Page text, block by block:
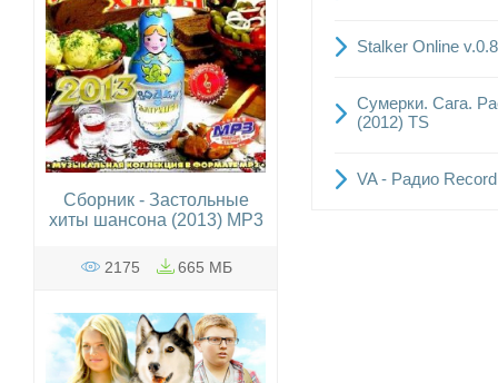
Stalker Online
Сумерки. Сага.
(2012) TS
VA - Радио
Сборник - Застольные
хиты шансона (2013) MP3
2175 665 МБ